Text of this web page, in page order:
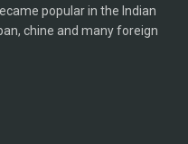
popular in the Indian
chine and many foreign